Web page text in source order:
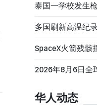
泰国一学校发生
多国刷新高温纪
SpaceX火箭残骸
2026年8月6日全
华人动态